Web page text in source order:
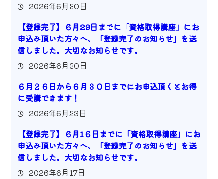
2026年6月30日
【登録完了】６月29日までに「資格取得講座」にお
申込み頂いた方々へ、「登録完了のお知らせ」を送
信しました。大切なお知らせです。
2026年6月30日
６月２６日から６月３０日までにお申込頂くとお得
に受講できます！
2026年6月23日
【登録完了】６月1６日までに「資格取得講座」にお
申込み頂いた方々へ、「登録完了のお知らせ」を送
信しました。大切なお知らせです。
2026年6月17日